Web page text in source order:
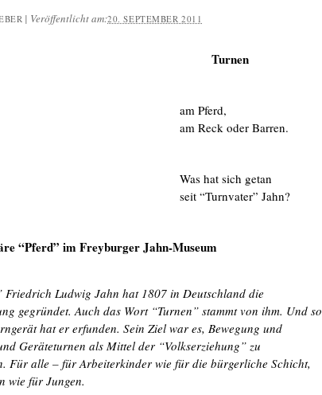
| Veröffentlicht am:20. SEPTEMBER 2011
Turnen
am Pferd,
am Reck oder Barren.
Was hat sich getan
seit “Turnvater” Jahn?
“Pferd” im Freyburger Jahn-Museum
Friedrich Ludwig Jahn hat 1807 in Deutschland die
gegründet. Auch das Wort “Turnen” stammt von ihm. Und so
hat er erfunden. Sein Ziel war es, Bewegung und
Geräteturnen als Mittel der “Volkserziehung” zu
Für alle – für Arbeiterkinder wie für die bürgerliche Schicht,
wie für Jungen.